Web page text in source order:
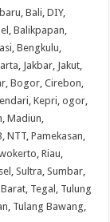
,Bali ,DIY,
,Balikpapan
,Bengkulu
Jakbar Jakut
,Bogor ,Cirebon
,Kepri ,ogor
,Madiun
,NTT ,Pamekasan
,Riau
,Sultra ,Sumbar
Tegal
Tulung
Tulang Bawang